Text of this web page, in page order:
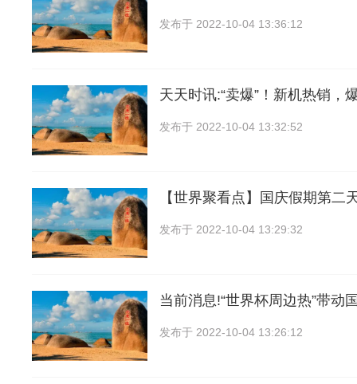
发布于 2022-10-04 13:36:12
天天时讯:“卖爆”！新机热销，
发布于 2022-10-04 13:32:52
【世界聚看点】国庆假期第二
发布于 2022-10-04 13:29:32
当前消息!“世界杯周边热”带动
发布于 2022-10-04 13:26:12